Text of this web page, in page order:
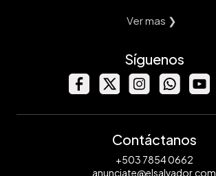
Ver mas ❯
Síguenos
Contáctanos
+503 7854 0662
anunciate@elsalvador.com